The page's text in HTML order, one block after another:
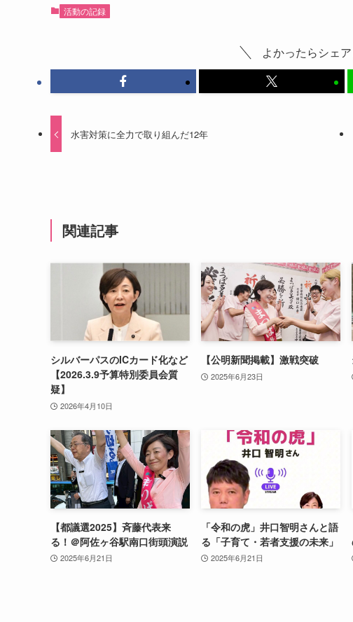
活動の記録
よかったらシェ
水害対策に全力で取り組んだ12年
関連記事
シルバーパスのICカード化など
【2026.3.9予算特別委員会質
疑】
2026年4月10日
【公明新聞掲載】激戦突破
2025年6月23日
【都議選2025】斉藤代表来
る！＠阿佐ヶ谷駅南口街頭演説
2025年6月21日
「令和の虎」井口智明さんと語
る「子育て・若者支援の未来」
2025年6月21日